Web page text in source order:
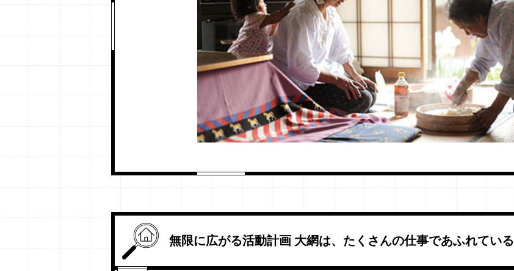
無限に広がる活動計画 大網は、たくさんの仕事であふれている